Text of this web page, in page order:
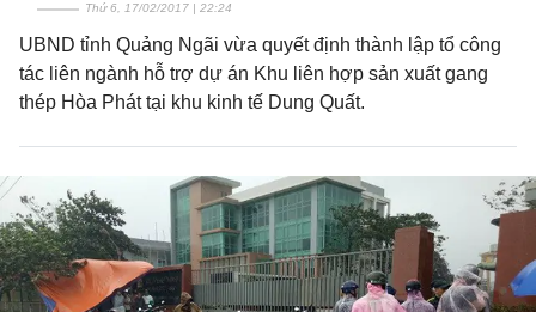
Thứ 6, 17/02/2017 | 22:24
UBND tỉnh Quảng Ngãi vừa quyết định thành lập tổ công
tác​ liên ngành hỗ trợ dự án Khu liên hợp sản xuất gang
thép Hòa Phát tại khu kinh tế Dung Quất.